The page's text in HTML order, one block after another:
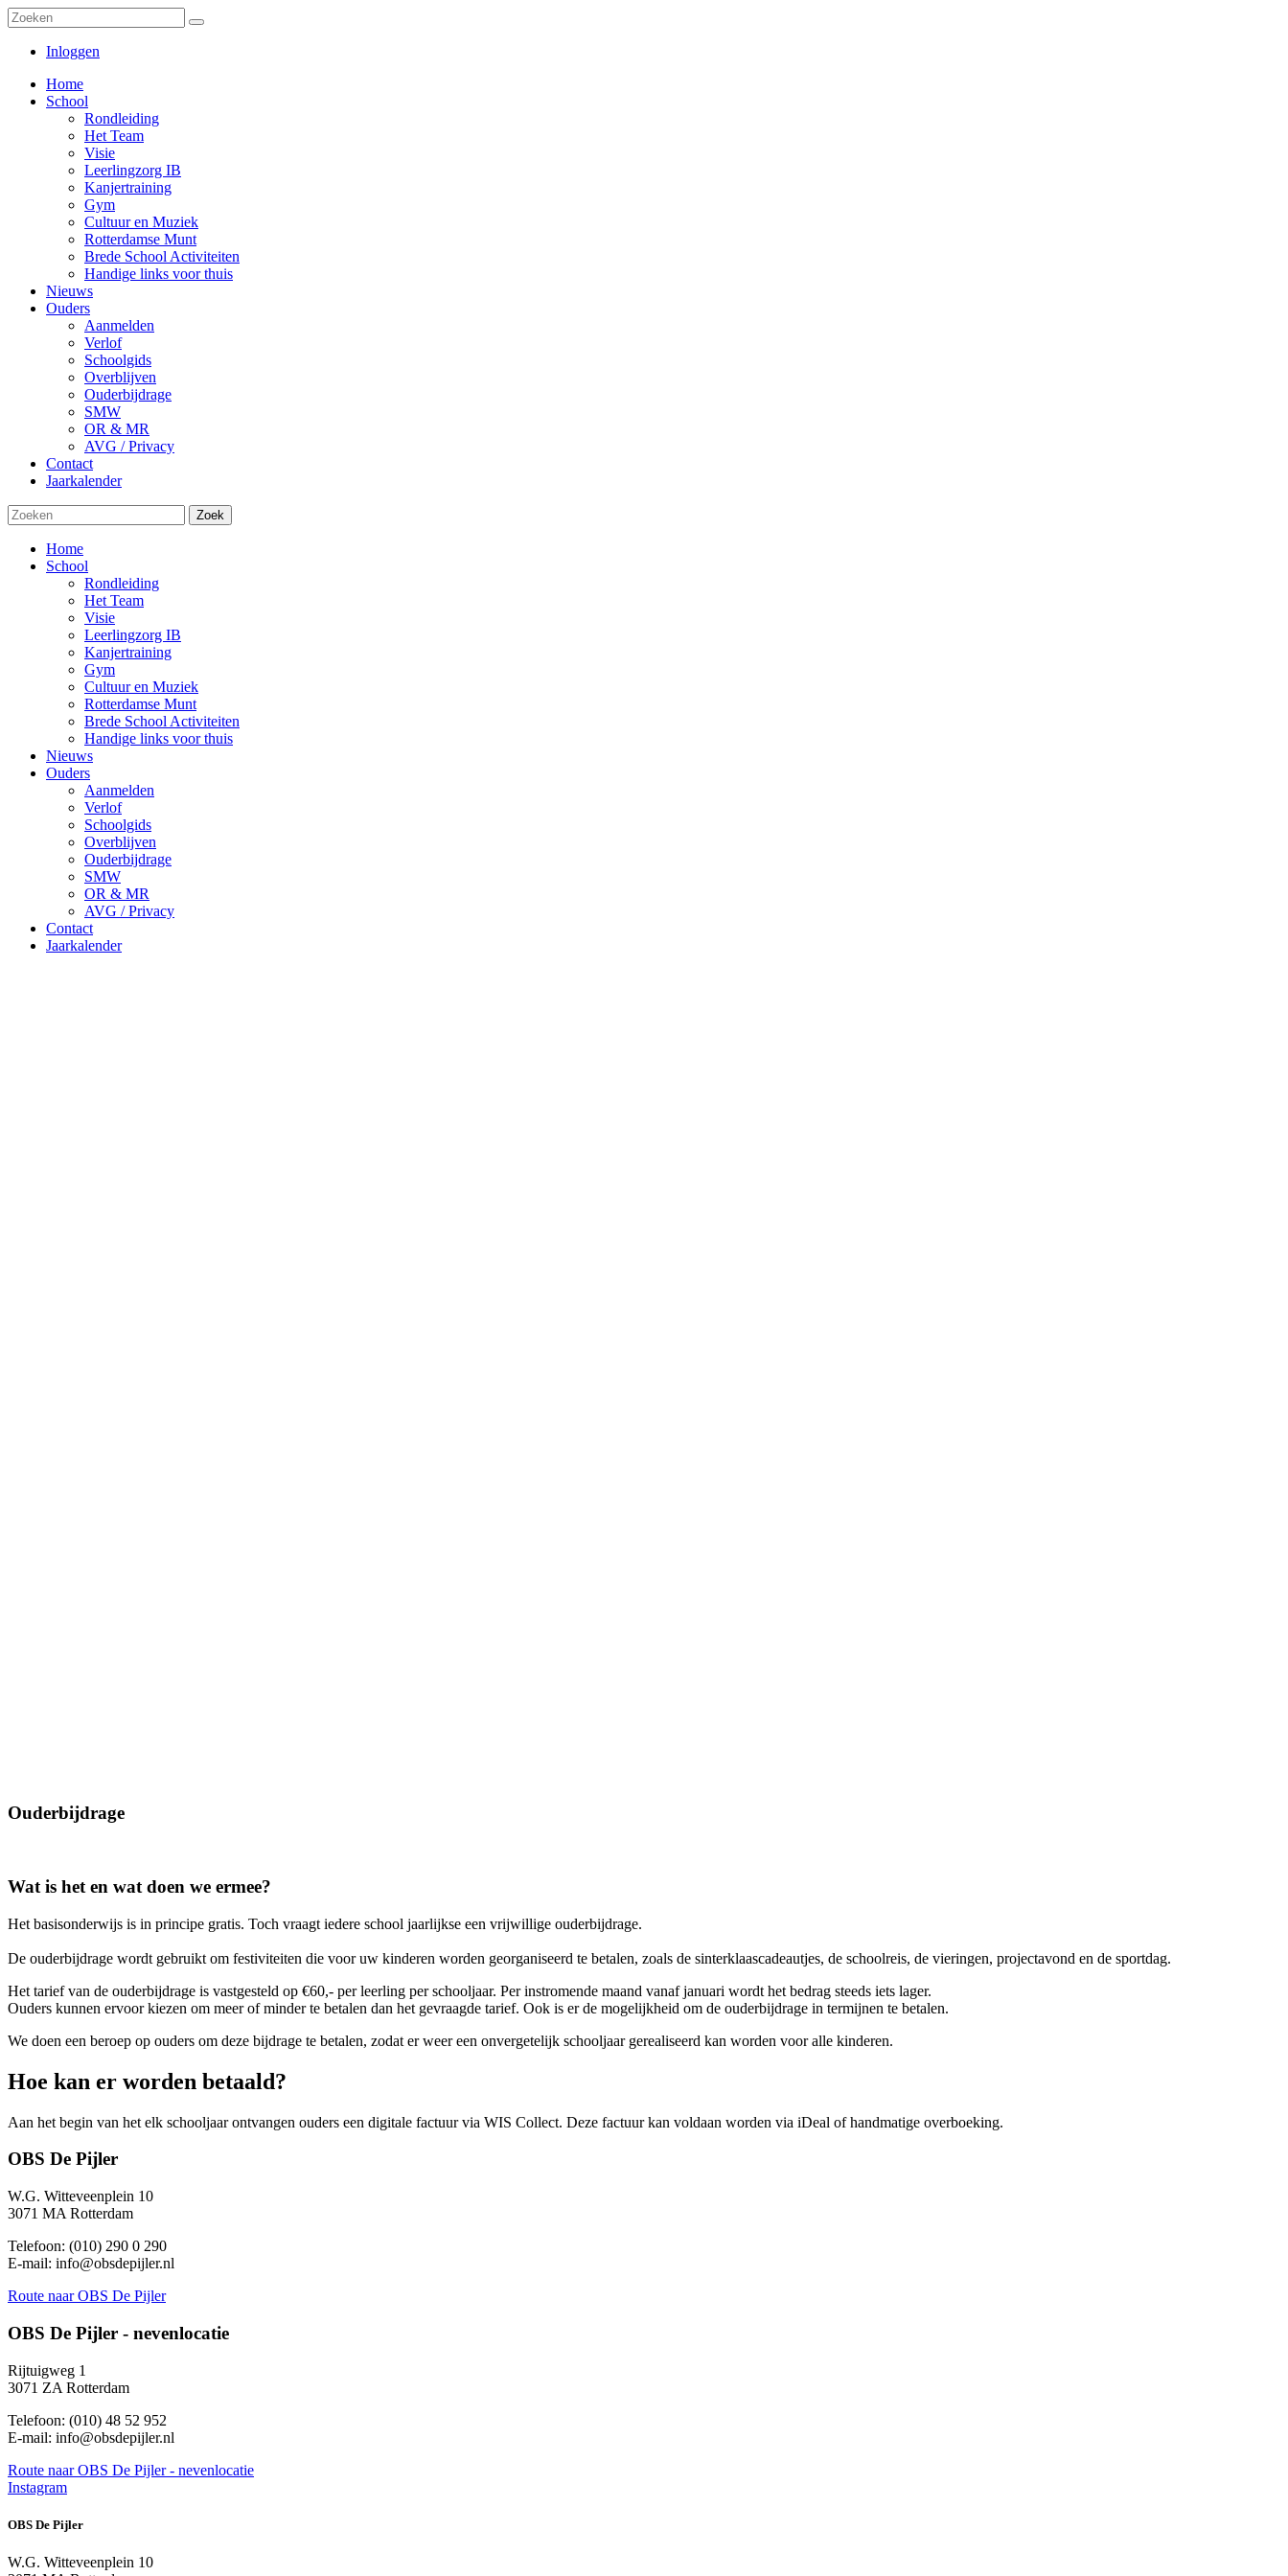
Inloggen
Home
School
Rondleiding
Het Team
Visie
Leerlingzorg IB
Kanjertraining
Gym
Cultuur en Muziek
Rotterdamse Munt
Brede School Activiteiten
Handige links voor thuis
Nieuws
Ouders
Aanmelden
Verlof
Schoolgids
Overblijven
Ouderbijdrage
SMW
OR & MR
AVG / Privacy
Contact
Jaarkalender
Zoek
Home
School
Rondleiding
Het Team
Visie
Leerlingzorg IB
Kanjertraining
Gym
Cultuur en Muziek
Rotterdamse Munt
Brede School Activiteiten
Handige links voor thuis
Nieuws
Ouders
Aanmelden
Verlof
Schoolgids
Overblijven
Ouderbijdrage
SMW
OR & MR
AVG / Privacy
Contact
Jaarkalender
Ouderbijdrage
Wat is het en wat doen we ermee?
Het basisonderwijs is in principe gratis. Toch vraagt iedere school jaarlijkse een vrijwillige ouderbijdrage.
De ouderbijdrage wordt gebruikt om festiviteiten die voor uw kinderen worden georganiseerd te betalen, zoals de sinterklaascadeautjes, de schoolreis, de vieringen, projectavond en de sportdag.
Het tarief van de ouderbijdrage is vastgesteld op €60,- per leerling per schooljaar. Per instromende maand vanaf januari wordt het bedrag steeds iets lager.
Ouders kunnen ervoor kiezen om meer of minder te betalen dan het gevraagde tarief. Ook is er de mogelijkheid om de ouderbijdrage in termijnen te betalen.
We doen een beroep op ouders om deze bijdrage te betalen, zodat er weer een onvergetelijk schooljaar gerealiseerd kan worden voor alle kinderen.
Hoe kan er worden betaald?
Aan het begin van het elk schooljaar ontvangen ouders een digitale factuur via WIS Collect. Deze factuur kan voldaan worden via iDeal of handmatige overboeking.
OBS De Pijler
W.G. Witteveenplein 10
3071 MA Rotterdam
Telefoon: (010) 290 0 290
E-mail: info@obsdepijler.nl
Route naar OBS De Pijler
OBS De Pijler - nevenlocatie
Rijtuigweg 1
3071 ZA Rotterdam
Telefoon: (010) 48 52 952
E-mail: info@obsdepijler.nl
Route naar OBS De Pijler - nevenlocatie
Instagram
OBS De Pijler
W.G. Witteveenplein 10